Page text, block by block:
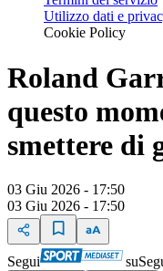
Utilizzo dati e
Cookie Policy
Roland
questo
smettere di
03 Giu 2026 - 17:50
03 Giu 2026 - 17:50
Segui su